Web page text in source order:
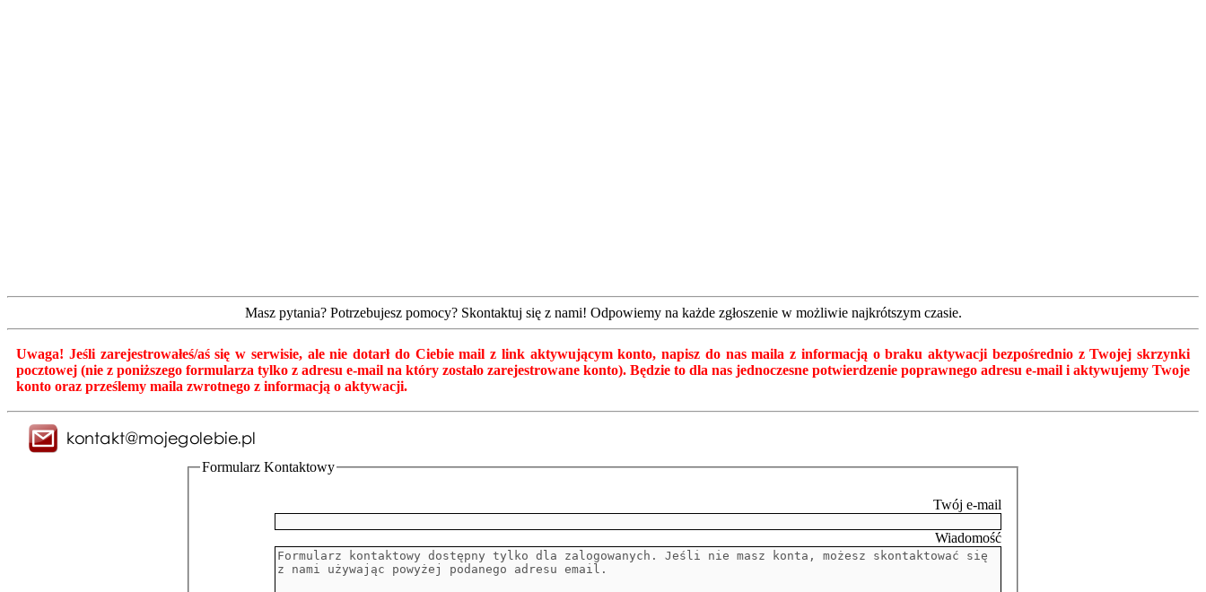
Masz pytania? Potrzebujesz pomocy? Skontaktuj się z nami! Odpowiemy na każde zgłoszenie w możliwie najkrótszym czasie.
Uwaga! Jeśli zarejestrowałeś/aś się w serwisie, ale nie dotarł do Ciebie mail z link aktywującym konto, napisz do nas maila z informacją o braku aktywacji bezpośrednio z Twojej skrzynki
pocztowej (nie z poniższego formularza tylko z adresu e-mail na który zostało zarejestrowane konto). Będzie to dla nas jednoczesne potwierdzenie poprawnego adresu e-mail i aktywujemy Twoje
konto oraz prześlemy maila zwrotnego z informacją o aktywacji.
Formularz Kontaktowy
Wiadomość